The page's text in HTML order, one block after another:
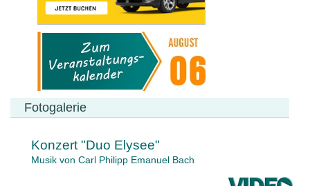
Fotogalerie
Konzert "Duo Elysee"
Musik von Carl Philipp Emanuel Bach